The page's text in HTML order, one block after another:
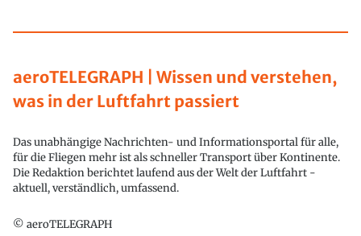
aeroTELEGRAPH | Wissen und verstehen,
was in der Luftfahrt passiert
Das unabhängige Nachrichten- und Informationsportal für alle,
für die Fliegen mehr ist als schneller Transport über Kontinente.
Die Redaktion berichtet laufend aus der Welt der Luftfahrt -
aktuell, verständlich, umfassend.
© aeroTELEGRAPH